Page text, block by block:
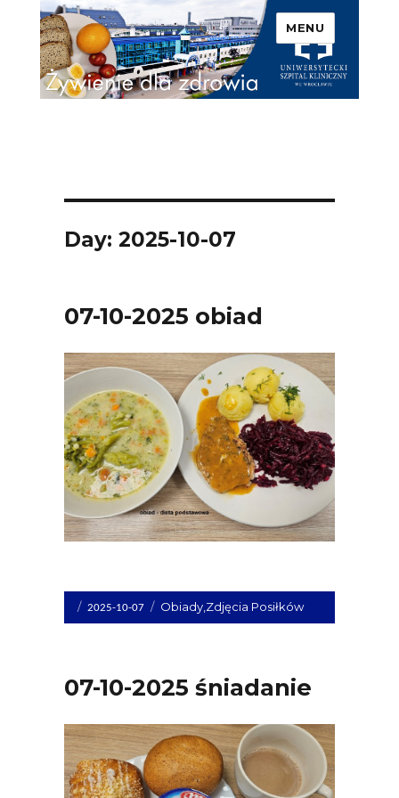
Uniwersytecki Szpital
Kliniczny we Wrocławiu –
Żywienie dla zdrowia
MENU
Day: 2025-10-07
07-10-2025 obiad
Opublikowano
dnia
2025-10-07 Kategorie
Obiady, Zdjęcia Posiłków
07-10-2025 śniadanie